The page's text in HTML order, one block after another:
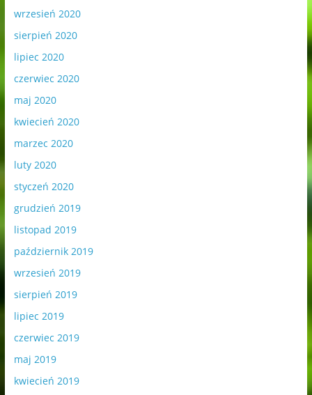
wrzesień 2020
sierpień 2020
lipiec 2020
czerwiec 2020
maj 2020
kwiecień 2020
marzec 2020
luty 2020
styczeń 2020
grudzień 2019
listopad 2019
październik 2019
wrzesień 2019
sierpień 2019
lipiec 2019
czerwiec 2019
maj 2019
kwiecień 2019